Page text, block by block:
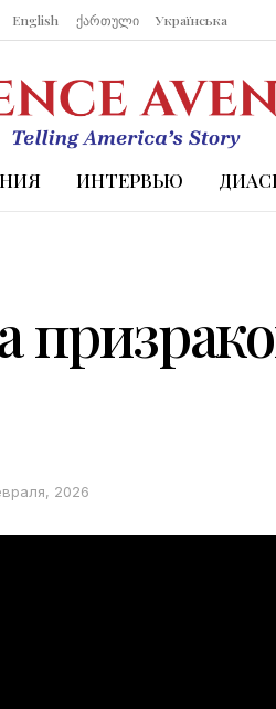
English ქართული Українська
ИНТЕРВЬЮ
2026